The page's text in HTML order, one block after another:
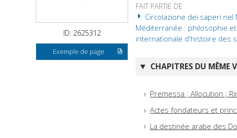
ID: 2625312
Exemple de page
FAIT PARTIE DE
Circolazione dei saperi nel
Méditerranée : philosophie et
internationale d'histoire des
CHAPITRES DU MÊME
Premessa ; Allocution ;
Actes fondateurs et
La destinée arabe des